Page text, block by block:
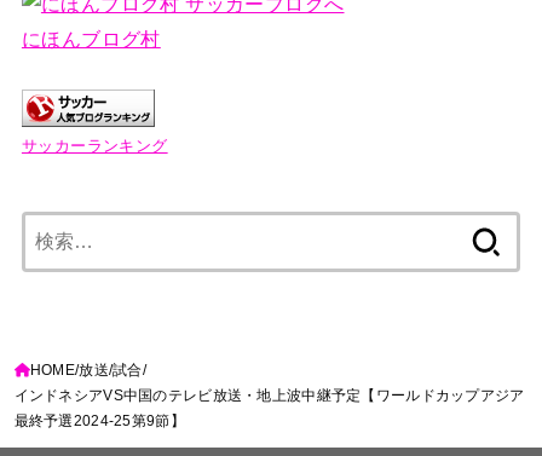
にほんブログ村
サッカーランキング
索:
HOME 放送 試合
インドネシアVS中国のテレビ放送・地上波中継予定【ワールドカップアジア
最終予選2024-25第9節】